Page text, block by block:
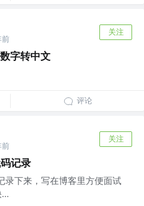
关注
字转中文
评论
关注
记录
录下来，写在博客里方便面试